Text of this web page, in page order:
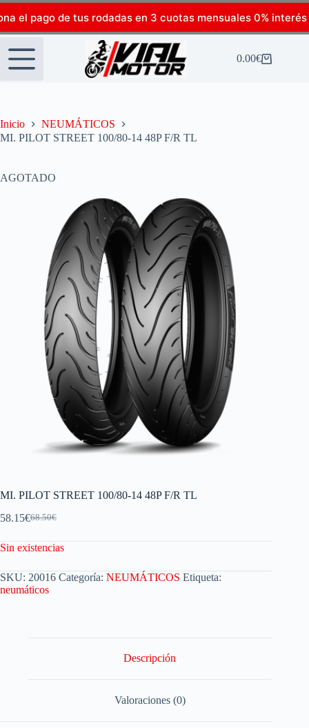
el pago de tus rodadas en 3 cuotas mensuales 0% interés
0.00€
Inicio
NEUMÁTICOS
MI. PILOT STREET 100/80-14 48P F/R TL
AGOTADO
MI. PILOT STREET 100/80-14 48P F/R TL
68.50€
58.15€
Sin existencias
SKU: 20016 Categoría: NEUMÁTICOS Etiqueta:
neumáticos
Descripción
Valoraciones (0)